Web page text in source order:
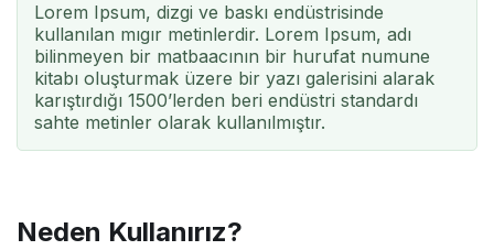
Lorem Ipsum, dizgi ve baskı endüstrisinde
kullanılan mıgır metinlerdir. Lorem Ipsum, adı
bilinmeyen bir matbaacının bir hurufat numune
kitabı oluşturmak üzere bir yazı galerisini alarak
karıştırdığı 1500’lerden beri endüstri standardı
sahte metinler olarak kullanılmıştır.
Neden Kullanırız?